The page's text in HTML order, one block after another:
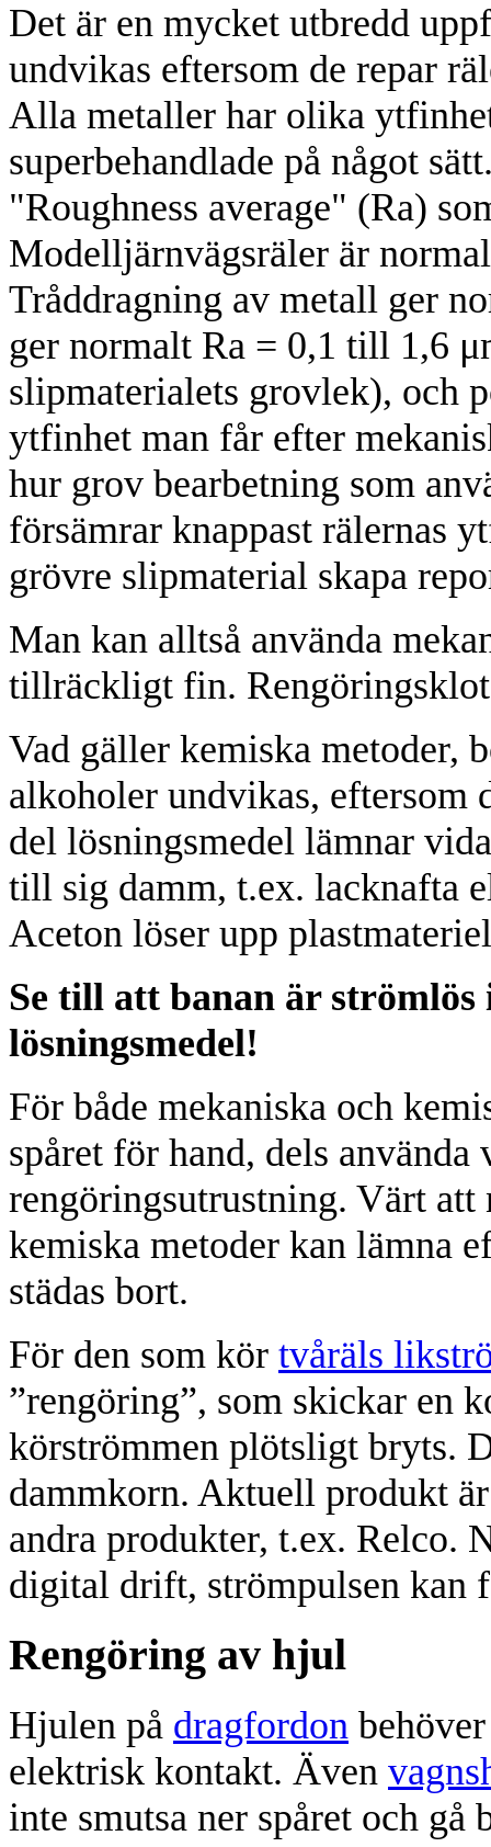
Det är en mycket utbredd
undvikas eftersom de repar
Alla metaller har olika
superbehandlade på något
"Roughness average" (Ra)
Modelljärnvägsräler är
Tråddragning av metall ger
ger normalt Ra = 0,1 till 1,6
slipmaterialets grovlek), och
ytfinhet man får efter
hur grov bearbetning som
försämrar knappast rälernas
grövre slipmaterial skapa
Man kan alltså använda
tillräckligt fin.
Vad gäller kemiska metoder,
alkoholer undvikas, eftersom
del lösningsmedel lämnar
till sig damm, t.ex. lacknafta
Aceton löser upp
Se till att banan är
lösningsmedel!
För både mekaniska och
spåret för hand, dels använda
rengöringsutrustning. Värt att
kemiska metoder kan lämna
städas bort.
För den som kör tvåräls
”rengöring”, som skickar en
körströmmen plötsligt bryts.
dammkorn. Aktuell produkt
andra produkter, t.ex. Relco.
digital drift, strömpulsen kan
Rengöring av hjul
Hjulen på dragfordon
elektrisk kontakt. Även
inte smutsa ner spåret och gå